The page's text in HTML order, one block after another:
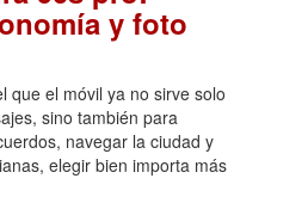
y foto
que el móvil ya no sirve solo
sino también para
navegar la ciudad y
elegir bien importa más